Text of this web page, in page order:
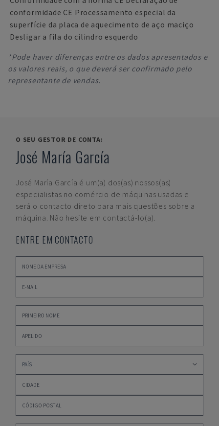
conformidade CE Processamento especial da
superfície da placa de aquecimento de aço maciço
Desligar a fila do cilindro esquerdo
*Pode haver diferenças entre os dados apresentados e
os valores reais, o que deverá ser confirmado pelo
representante de vendas.
O SEU GESTOR DE CONTA:
José María García
José María García é um(a) dos(as) nossos(as)
especialistas no comércio de máquinas usadas e
será o contacto direto para mais questões sobre a
máquina. Não hesite em contactá-lo(a).
ENTRE EM CONTACTO